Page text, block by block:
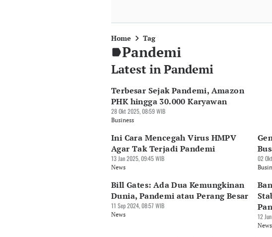
Home Tag
Pandemi
Latest in Pandemi
Terbesar Sejak Pandemi, Amazon
PHK hingga 30.000 Karyawan
28 Okt 2025, 08:59 WIB
Business
Ini Cara Mencegah Virus HMPV
Agar Tak Terjadi Pandemi
13 Jan 2025, 09:45 WIB
News
02
Bill Gates: Ada Dua Kemungkinan
Dunia, Pandemi atau Perang Besar
11 Sep 2024, 08:57 WIB
News 12
News